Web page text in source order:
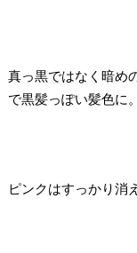
真っ黒ではなく暗め
で黒髪っぽい髪色に。
ピンクはすっかり消